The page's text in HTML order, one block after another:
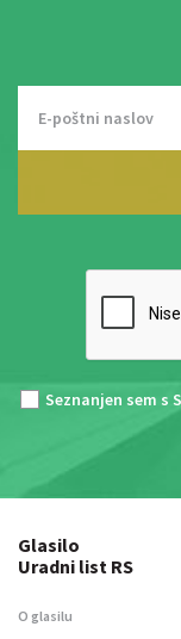
Seznanjen sem s
Glasilo
Uradni list RS
O glasilu